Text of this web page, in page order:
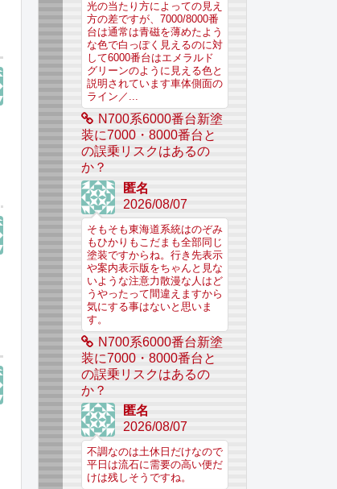
光の当たり方によっての見え
方の差ですが、7000/8000番
台は通常は青磁を薄めたよう
な色で白っぽく見えるのに対
して6000番台はエメラルド
グリーンのように見える色と
説明されています車体側面の
ライン／...
N700系6000番台新塗
装に7000・8000番台と
の誤乗リスクはあるの
か？
匿名
2026/08/07
そもそも東海道系統はのぞみ
もひかりもこだまも全部同じ
塗装ですからね。行き先表示
や案内表示版をちゃんと見な
いような注意力散漫な人はど
うやったって間違えますから
気にする事はないと思いま
す。
N700系6000番台新塗
装に7000・8000番台と
の誤乗リスクはあるの
か？
匿名
2026/08/07
不調なのは土休日だけなので
平日は流石に需要の高い便だ
けは残しそうですね。